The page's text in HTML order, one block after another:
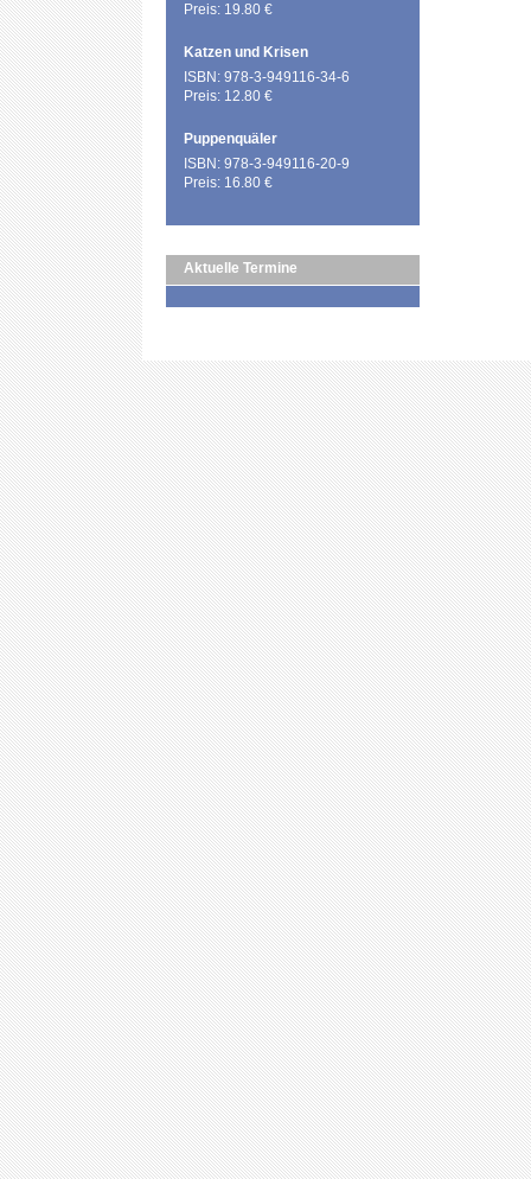
Preis: 19.80 €
Katzen und Krisen
ISBN: 978-3-949116-34-6
Preis: 12.80 €
Puppenquäler
ISBN: 978-3-949116-20-9
Preis: 16.80 €
Aktuelle Termine